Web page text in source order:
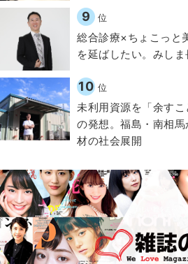
9 位
総合診療×ちょこっと
を延ばしたい。みし
10 位
未利用資源を「余す
の発想。福島・南相
材の社会展開​